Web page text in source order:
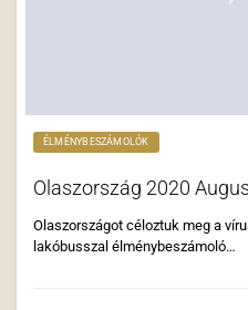
ÉLMÉNYBESZÁMOLÓK
Olaszország 2020
Olaszországot céloztuk meg a
lakóbusszal élménybeszámoló…